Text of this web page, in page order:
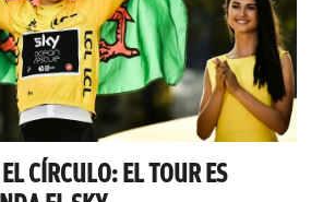
CÍRCULO: EL TOUR ES